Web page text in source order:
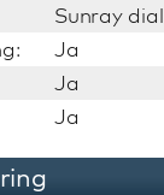
Sunray dial
Ja
Ja
Ja